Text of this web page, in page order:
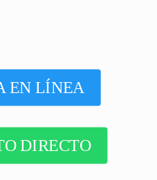
EN LÍNEA
DIRECTO